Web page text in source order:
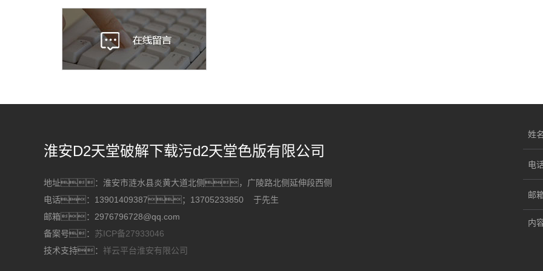
淮安D2天堂破解下载污d2天堂色版有限公司
地址：淮安市涟水县炎黄大道北侧，广陵路北侧延伸段西侧
电话：13901409387；13705233850 于先生
邮箱：2976796728@qq.com
备案号： 苏ICP备27933046
技术支持： 祥云平台淮安有限公司
姓名
电
邮
内